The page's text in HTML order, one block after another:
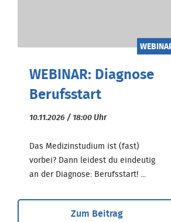
WEBINAR: Diagnose
Berufsstart
10.11.2026 / 18:00 Uhr
Das Medizinstudium ist (fast)
vorbei? Dann leidest du eindeutig
an der Diagnose: Berufsstart! ...
Zum Beitrag